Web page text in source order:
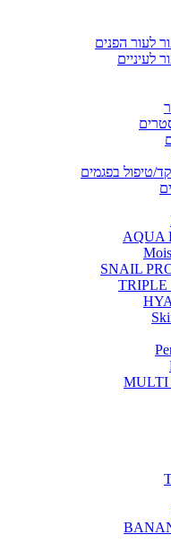
לעור הפנים
לעיניים
טיפול בפגמים